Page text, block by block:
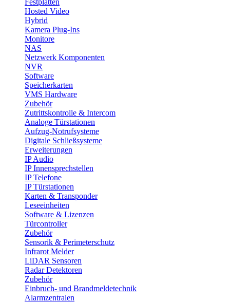
Hosted Video
Hybrid
Kamera Plug-Ins
Monitore
NAS
Netzwerk Komponenten
NVR
Software
Speicherkarten
VMS Hardware
Zubehör
Zutrittskontrolle & Intercom
Analoge Türstationen
Aufzug-Notrufsysteme
Digitale Schließsysteme
Erweiterungen
IP Audio
IP Innensprechstellen
IP Telefone
IP Türstationen
Karten & Transponder
Leseeinheiten
Software & Lizenzen
Türcontroller
Zubehör
Sensorik & Perimeterschutz
Infrarot Melder
LiDAR Sensoren
Radar Detektoren
Zubehör
Einbruch- und Brandmeldetechnik
Alarmzentralen